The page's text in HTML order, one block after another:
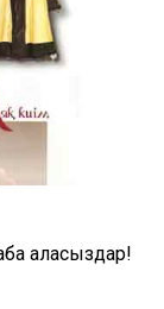
аласыздар!